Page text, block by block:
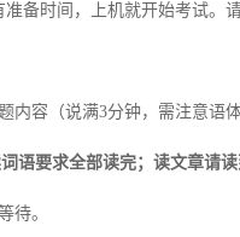
备时间，上机就开始考试。
容（说满3分钟，需注意语
要求全部读完；读文章请
待。